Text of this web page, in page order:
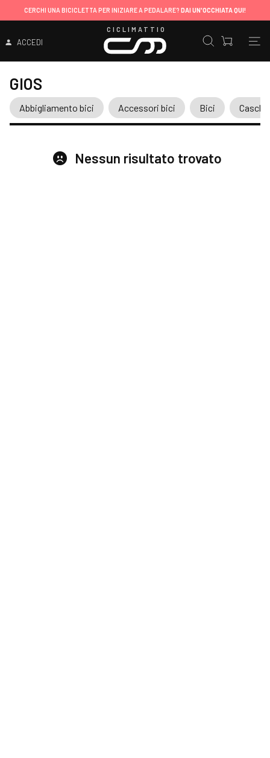
CERCHI UNA BICICLETTA PER INIZIARE A PEDALARE? DAI UN'OCCHIATA QUI!
ACCEDI
CICLIMATTIO
GIOS
Abbigliamento bici Accessori bici Bici Caschi
Nessun risultato trovato